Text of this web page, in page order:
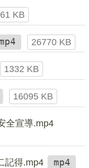
KB
mp4 26770 KB
1332 KB
16095 KB
全宣導.mp4
記得.mp4
mp4